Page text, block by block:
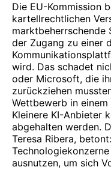
Die EU-Kommission
kartellrechtlichen
marktbeherrschende
der Zugang zu einer
wird. Das schadet
oder Microsoft, die
zurückziehen
Wettbewerb in
Kleinere KI-Anbieter
abgehalten werden.
Teresa Ribera,
ausnutzen, um sich